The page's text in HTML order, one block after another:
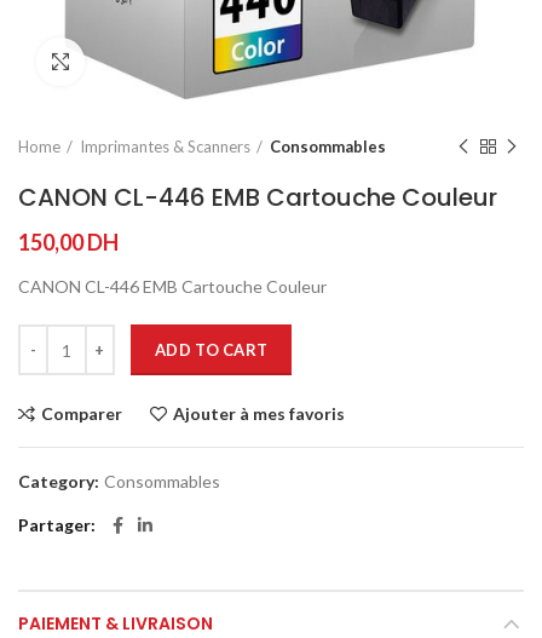
Agrandir
Home Imprimantes & Scanners Consommables
CANON CL-446 EMB Cartouche Couleur
150,00DH
CANON CL-446 EMB Cartouche Couleur
ADD TO CART
Comparer Ajouter à mes favoris
Category: Consommables
Partager
PAIEMENT & LIVRAISON